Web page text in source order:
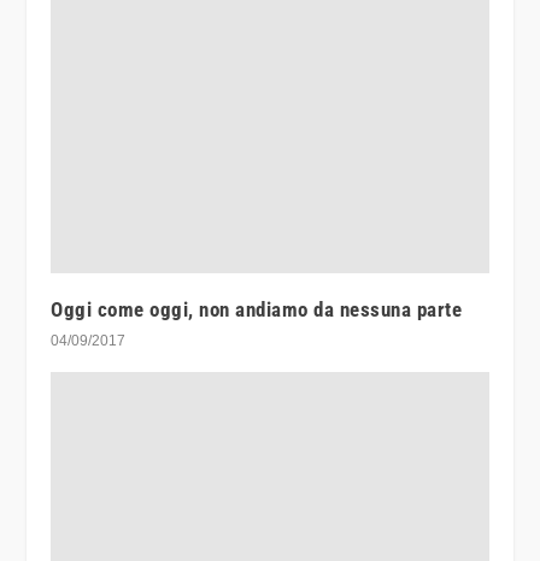
Oggi come oggi, non andiamo da nessuna parte
04/09/2017